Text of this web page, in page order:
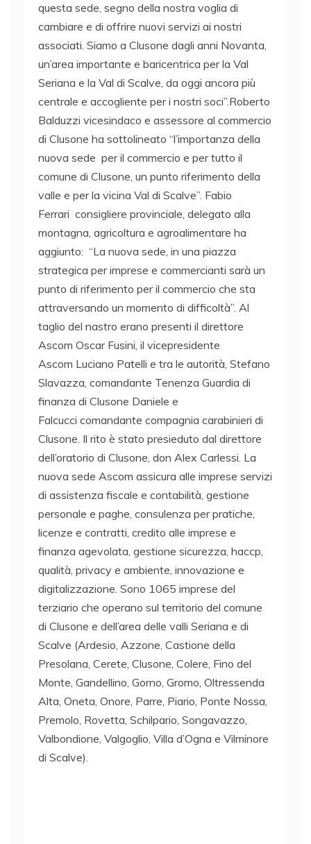
questa sede, segno della nostra voglia di
cambiare e di offrire nuovi servizi ai nostri
associati. Siamo a Clusone dagli anni Novanta,
un’area importante e baricentrica per la Val
Seriana e la Val di Scalve, da oggi ancora più
centrale e accogliente per i nostri soci”.Roberto
Balduzzi vicesindaco e assessore al commercio
di Clusone ha sottolineato “l’importanza della
nuova sede per il commercio e per tutto il
comune di Clusone, un punto riferimento della
valle e per la vicina Val di Scalve”. Fabio
Ferrari consigliere provinciale, delegato alla
montagna, agricoltura e agroalimentare ha
aggiunto: “La nuova sede, in una piazza
strategica per imprese e commercianti sarà un
punto di riferimento per il commercio che sta
attraversando un momento di difficoltà”. Al
taglio del nastro erano presenti il direttore
Ascom Oscar Fusini, il vicepresidente
Ascom Luciano Patelli e tra le autorità, Stefano
Slavazza, comandante Tenenza Guardia di
finanza di Clusone Daniele e
Falcucci comandante compagnia carabinieri di
Clusone. Il rito è stato presieduto dal direttore
dell’oratorio di Clusone, don Alex Carlessi. La
nuova sede Ascom assicura alle imprese servizi
di assistenza fiscale e contabilità, gestione
personale e paghe, consulenza per pratiche,
licenze e contratti, credito alle imprese e
finanza agevolata, gestione sicurezza, haccp,
qualità, privacy e ambiente, innovazione e
digitalizzazione. Sono 1065 imprese del
terziario che operano sul territorio del comune
di Clusone e dell’area delle valli Seriana e di
Scalve (Ardesio, Azzone, Castione della
Presolana, Cerete, Clusone, Colere, Fino del
Monte, Gandellino, Gorno, Gromo, Oltressenda
Alta, Oneta, Onore, Parre, Piario, Ponte Nossa,
Premolo, Rovetta, Schilpario, Songavazzo,
Valbondione, Valgoglio, Villa d’Ogna e Vilminore
di Scalve).